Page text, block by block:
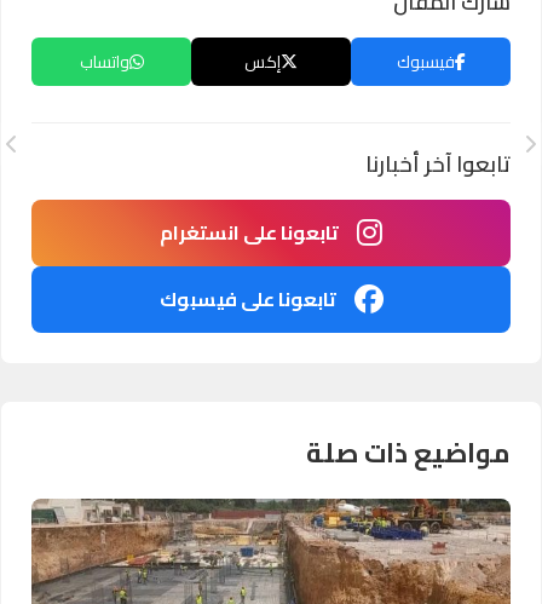
فيسبوك إكس واتساب
تابعوا آخر أخبارنا
تابعونا على انستغرام
تابعونا على فيسبوك
مواضيع ذات صلة